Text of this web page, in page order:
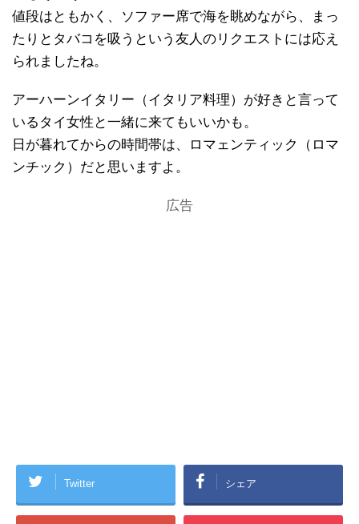
値段はともかく、ソファー席で海を眺めながら、まっ
たりとタバコを吸うという友人のリクエストには応え
られましたね。
アーハーンイタリー（イタリア料理）が好きと言って
いるタイ女性と一緒に来てもいいかも。
日が暮れてからの時間帯は、ロマェンティック（ロマ
ンチック）だと思いますよ。
広告
Twitter シェア